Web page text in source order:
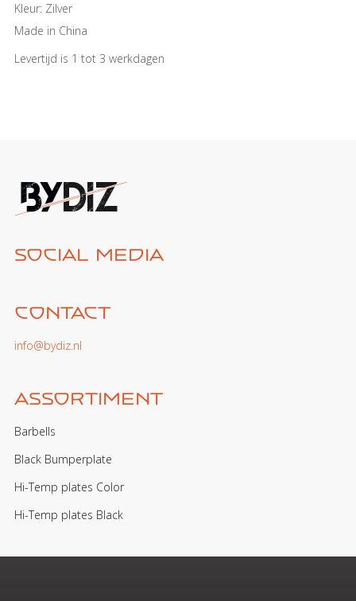
Kleur: Zilver
Made in China
Levertijd is 1 tot 3 werkdagen
Social media
Contact
info@bydiz.nl
Assortiment
Barbells
Black Bumperplate
Hi-Temp plates Color
Hi-Temp plates Black